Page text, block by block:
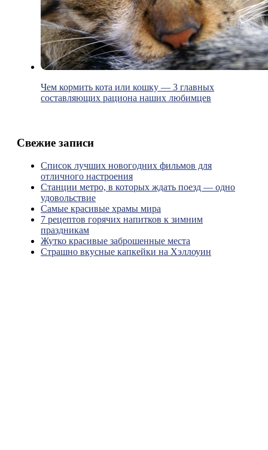
Чем кормить кота или кошку — 3 главных
составляющих рациона наших любимцев
Свежие записи
Список лучших новогодних фильмов для
отличного настроения
Станции метро, в которых ждать поезд — одно
удовольствие
Самые красивые храмы мира
7 рецептов горячих напитков к зимним
праздникам
Жутко красивые заброшенные места
Страшно вкусные капкейки на Хэллоуин